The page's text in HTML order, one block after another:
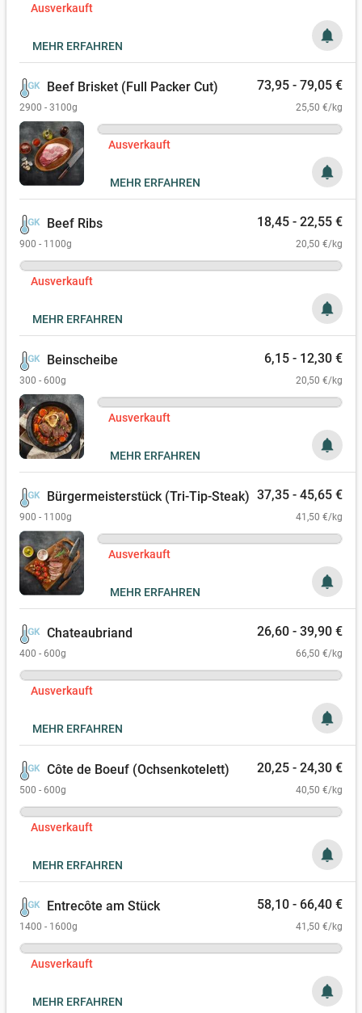
Ausverkauft
notifications
MEHR ERFAHREN
Beef Brisket (Full Packer Cut) 73,95 - 79,05 €
2900 - 3100g 25,50 €/kg
Ausverkauft
notifications
MEHR ERFAHREN
Beef Ribs 18,45 - 22,55 €
900 - 1100g 20,50 €/kg
Ausverkauft
notifications
MEHR ERFAHREN
Beinscheibe 6,15 - 12,30 €
300 - 600g 20,50 €/kg
Ausverkauft
notifications
MEHR ERFAHREN
Bürgermeisterstück (Tri-Tip-Steak) 37,35 - 45,65 €
900 - 1100g 41,50 €/kg
Ausverkauft
notifications
MEHR ERFAHREN
Chateaubriand 26,60 - 39,90 €
400 - 600g 66,50 €/kg
Ausverkauft
notifications
MEHR ERFAHREN
Côte de Boeuf (Ochsenkotelett) 20,25 - 24,30 €
500 - 600g 40,50 €/kg
Ausverkauft
notifications
MEHR ERFAHREN
Entrecôte am Stück 58,10 - 66,40 €
1400 - 1600g 41,50 €/kg
Ausverkauft
notifications
MEHR ERFAHREN